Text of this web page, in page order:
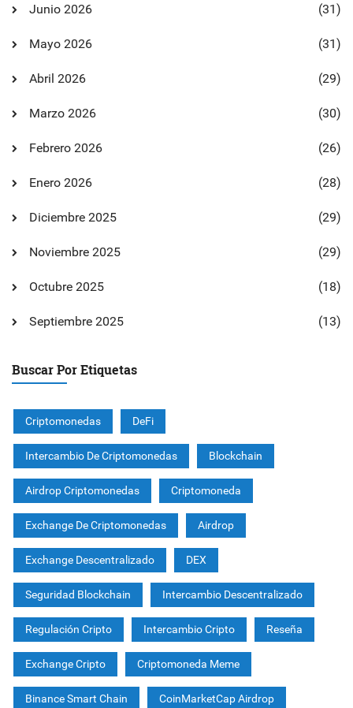
Junio 2026 (31)
Mayo 2026 (31)
Abril 2026 (29)
Marzo 2026 (30)
Febrero 2026 (26)
Enero 2026 (28)
Diciembre 2025 (29)
Noviembre 2025 (29)
Octubre 2025 (18)
Septiembre 2025 (13)
Buscar Por Etiquetas
Criptomonedas DeFi
Intercambio De Criptomonedas Blockchain
Airdrop Criptomonedas Criptomoneda
Exchange De Criptomonedas Airdrop
Exchange Descentralizado DEX
Seguridad Blockchain Intercambio Descentralizado
Regulación Cripto Intercambio Cripto Reseña
Exchange Cripto Criptomoneda Meme
Binance Smart Chain CoinMarketCap Airdrop